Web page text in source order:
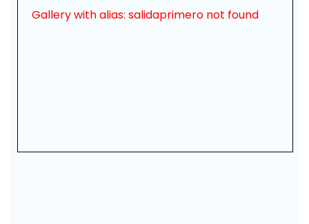
Gallery with alias: salidaprimero not found